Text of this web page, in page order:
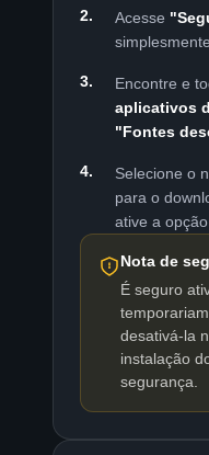
Acesse
simplesmente
Encontre e
aplicativos
"Fontes
Selecione o
para o
ative a opção
Nota de
É seguro
desativá-la
instalação
segurança.